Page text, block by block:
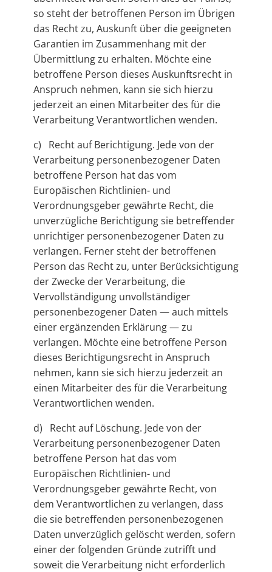
so steht der betroffenen Person im Übrigen
das Recht zu, Auskunft über die geeigneten
Garantien im Zusammenhang mit der
Übermittlung zu erhalten. Möchte eine
betroffene Person dieses Auskunftsrecht in
Anspruch nehmen, kann sie sich hierzu
jederzeit an einen Mitarbeiter des für die
Verarbeitung Verantwortlichen wenden.
c) Recht auf Berichtigung. Jede von der
Verarbeitung personenbezogener Daten
betroffene Person hat das vom
Europäischen Richtlinien- und
Verordnungsgeber gewährte Recht, die
unverzügliche Berichtigung sie betreffender
unrichtiger personenbezogener Daten zu
verlangen. Ferner steht der betroffenen
Person das Recht zu, unter Berücksichtigung
der Zwecke der Verarbeitung, die
Vervollständigung unvollständiger
personenbezogener Daten — auch mittels
einer ergänzenden Erklärung — zu
verlangen. Möchte eine betroffene Person
dieses Berichtigungsrecht in Anspruch
nehmen, kann sie sich hierzu jederzeit an
einen Mitarbeiter des für die Verarbeitung
Verantwortlichen wenden.
d) Recht auf Löschung. Jede von der
Verarbeitung personenbezogener Daten
betroffene Person hat das vom
Europäischen Richtlinien- und
Verordnungsgeber gewährte Recht, von
dem Verantwortlichen zu verlangen, dass
die sie betreffenden personenbezogenen
Daten unverzüglich gelöscht werden, sofern
einer der folgenden Gründe zutrifft und
soweit die Verarbeitung nicht erforderlich